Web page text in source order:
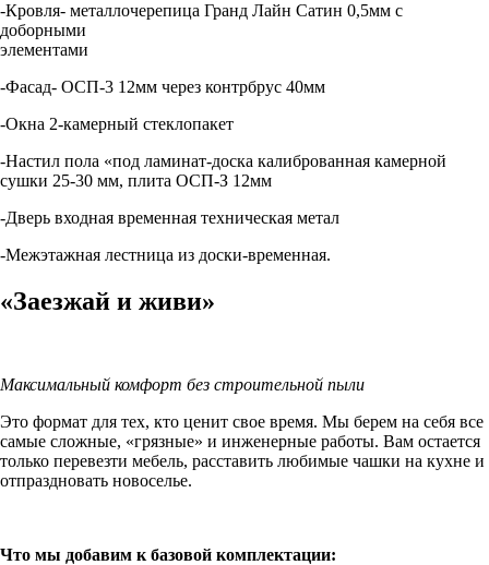
-Кровля- металлочерепица Гранд Лайн Сатин 0,5мм с
доборными
элементами
-Фасад- ОСП-3 12мм через контрбрус 40мм
-Окна 2-камерный стеклопакет
-Настил пола «под ламинат-доска калиброванная камерной
сушки 25-30 мм, плита ОСП-З 12мм
-Дверь входная временная техническая метал
-Межэтажная лестница из доски-временная.
«Заезжай и живи»
Максимальный комфорт без строительной пыли
Это формат для тех, кто ценит свое время. Мы берем на себя все
самые сложные, «грязные» и инженерные работы. Вам остается
только перевезти мебель, расставить любимые чашки на кухне и
отпраздновать новоселье.
Что мы добавим к базовой комплектации: